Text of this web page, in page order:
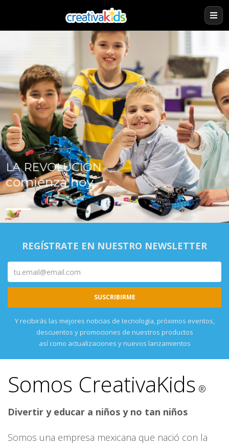
LA REVOLUCIÓN
comienza hoy
REGÍSTRATE EN NUESTRO NEWSLETTER
Y recibirás las mejores noticias de tecnología, próximos eventos,
descuentos y promociones de nuestros productos
así como actualizaciones y nuevos lanzamientos
Somos CreativaKids ®
Divertir y educar a niños y no tan niños
Somos una empresa mexicana que nació con la